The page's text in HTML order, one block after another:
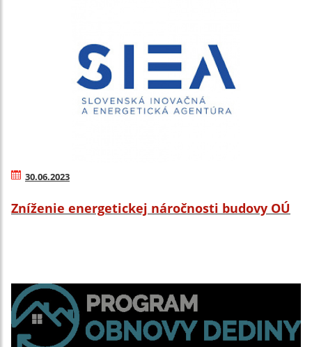
30.06.2023
Zníženie energetickej náročnosti budovy OÚ